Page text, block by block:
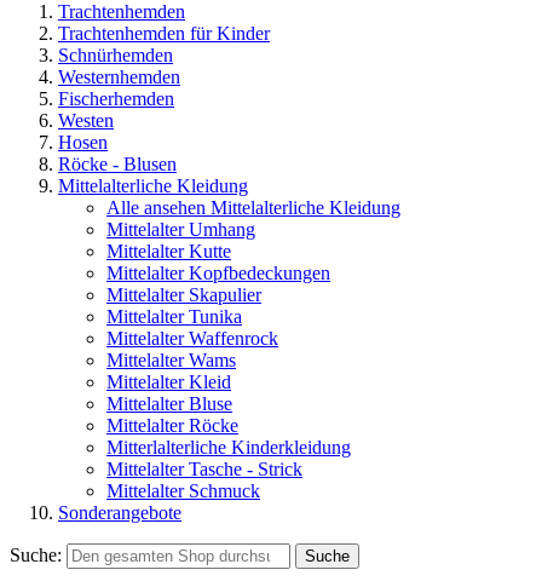
Trachtenhemden
Trachtenhemden für Kinder
Schnürhemden
Westernhemden
Fischerhemden
Westen
Hosen
Röcke - Blusen
Mittelalterliche Kleidung
Alle ansehen Mittelalterliche Kleidung
Mittelalter Umhang
Mittelalter Kutte
Mittelalter Kopfbedeckungen
Mittelalter Skapulier
Mittelalter Tunika
Mittelalter Waffenrock
Mittelalter Wams
Mittelalter Kleid
Mittelalter Bluse
Mittelalter Röcke
Mitterlalterliche Kinderkleidung
Mittelalter Tasche - Strick
Mittelalter Schmuck
Sonderangebote
Suche: Suche